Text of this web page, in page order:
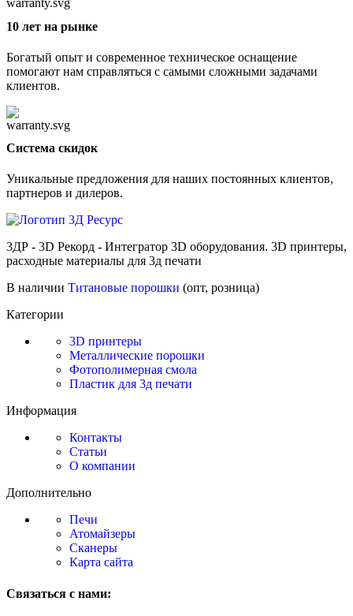
10 лет на рынке
Богатый опыт и современное техническое оснащение
помогают нам справляться с самыми сложными задачами
клиентов.
Cистема скидок
Уникальные предложения для наших постоянных клиентов,
партнеров и дилеров.
3ДР - 3D Рекорд - Интегратор 3D оборудования. 3D принтеры,
расходные материалы для 3д печати
В наличии Титановые порошки (опт, розница)
Категории
3D принтеры
Металлические порошки
Фотополимерная смола
Пластик для 3д печати
Информация
Контакты
Статьи
О компании
Дополнительно
Печи
Атомайзеры
Сканеры
Карта сайта
Связаться с нами: